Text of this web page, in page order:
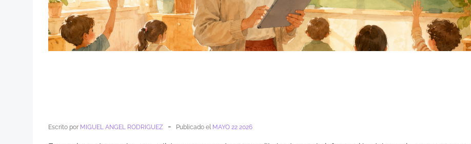
Escrito por MIGUEL ANGEL RODRIGUEZ - Publicado el MAYO 22 2026